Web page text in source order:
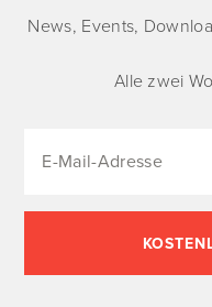
News, Events,
Alle zwei